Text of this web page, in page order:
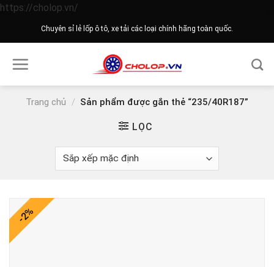
https://cholop.vn/
to
Chuyên sỉ lẻ lốp ô tô, xe tải các loại chính hãng toàn quốc.
Trang chủ / Sản phẩm được gắn thẻ “235/40R187”
LỌC
-2%